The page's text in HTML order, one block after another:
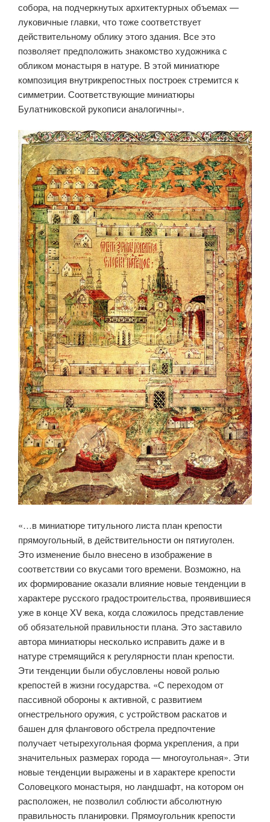
собора, на подчеркнутых архитектурных объемах —
луковичные главки, что тоже соответствует
действительному облику этого здания. Все это
позволяет предположить знакомство художника с
обликом монастыря в натуре. В этой миниатюре
композиция внутрикрепостных построек стремится к
симметрии. Соответствующие миниатюры
Булатниковской рукописи аналогичны».
«…в миниатюре титульного листа план крепости
прямоугольный, в действительности он пятиуголен.
Это изменение было внесено в изображение в
соответствии со вкусами того времени. Возможно, на
их формирование оказали влияние новые тенденции в
характере русского градостроительства, проявившиеся
уже в конце XV века, когда сложилось представление
об обязательной правильности плана. Это заставило
автора миниатюры несколько исправить даже и в
натуре стремящийся к регулярности план крепости.
Эти тенденции были обусловлены новой ролью
крепостей в жизни государства. «С переходом от
пассивной обороны к активной, с развитием
огнестрельного оружия, с устройством раскатов и
башен для флангового обстрела предпочтение
получает четырехугольная форма укрепления, а при
значительных размерах города — многоугольная». Эти
новые тенденции выражены и в характере крепости
Соловецкого монастыря, но ландшафт, на котором он
расположен, не позволил соблюсти абсолютную
правильность планировки. Прямоугольник крепости